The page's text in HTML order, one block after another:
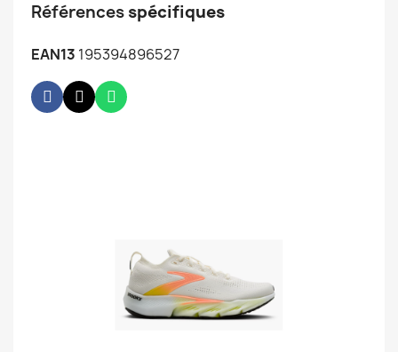
Références spécifiques
EAN13 195394896527